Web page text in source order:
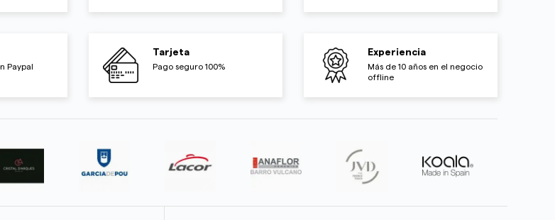
Paypal
Tarjeta
Pago seguro 100%
Experiencia
Más de 10 años en el negocio
offline